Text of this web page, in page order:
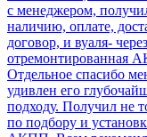
с менеджером,
наличию, оплате,
договор, и вуаля-
отремонтированная
Отдельное спасибо
удивлен его
подходу. Получил не
по подбору и